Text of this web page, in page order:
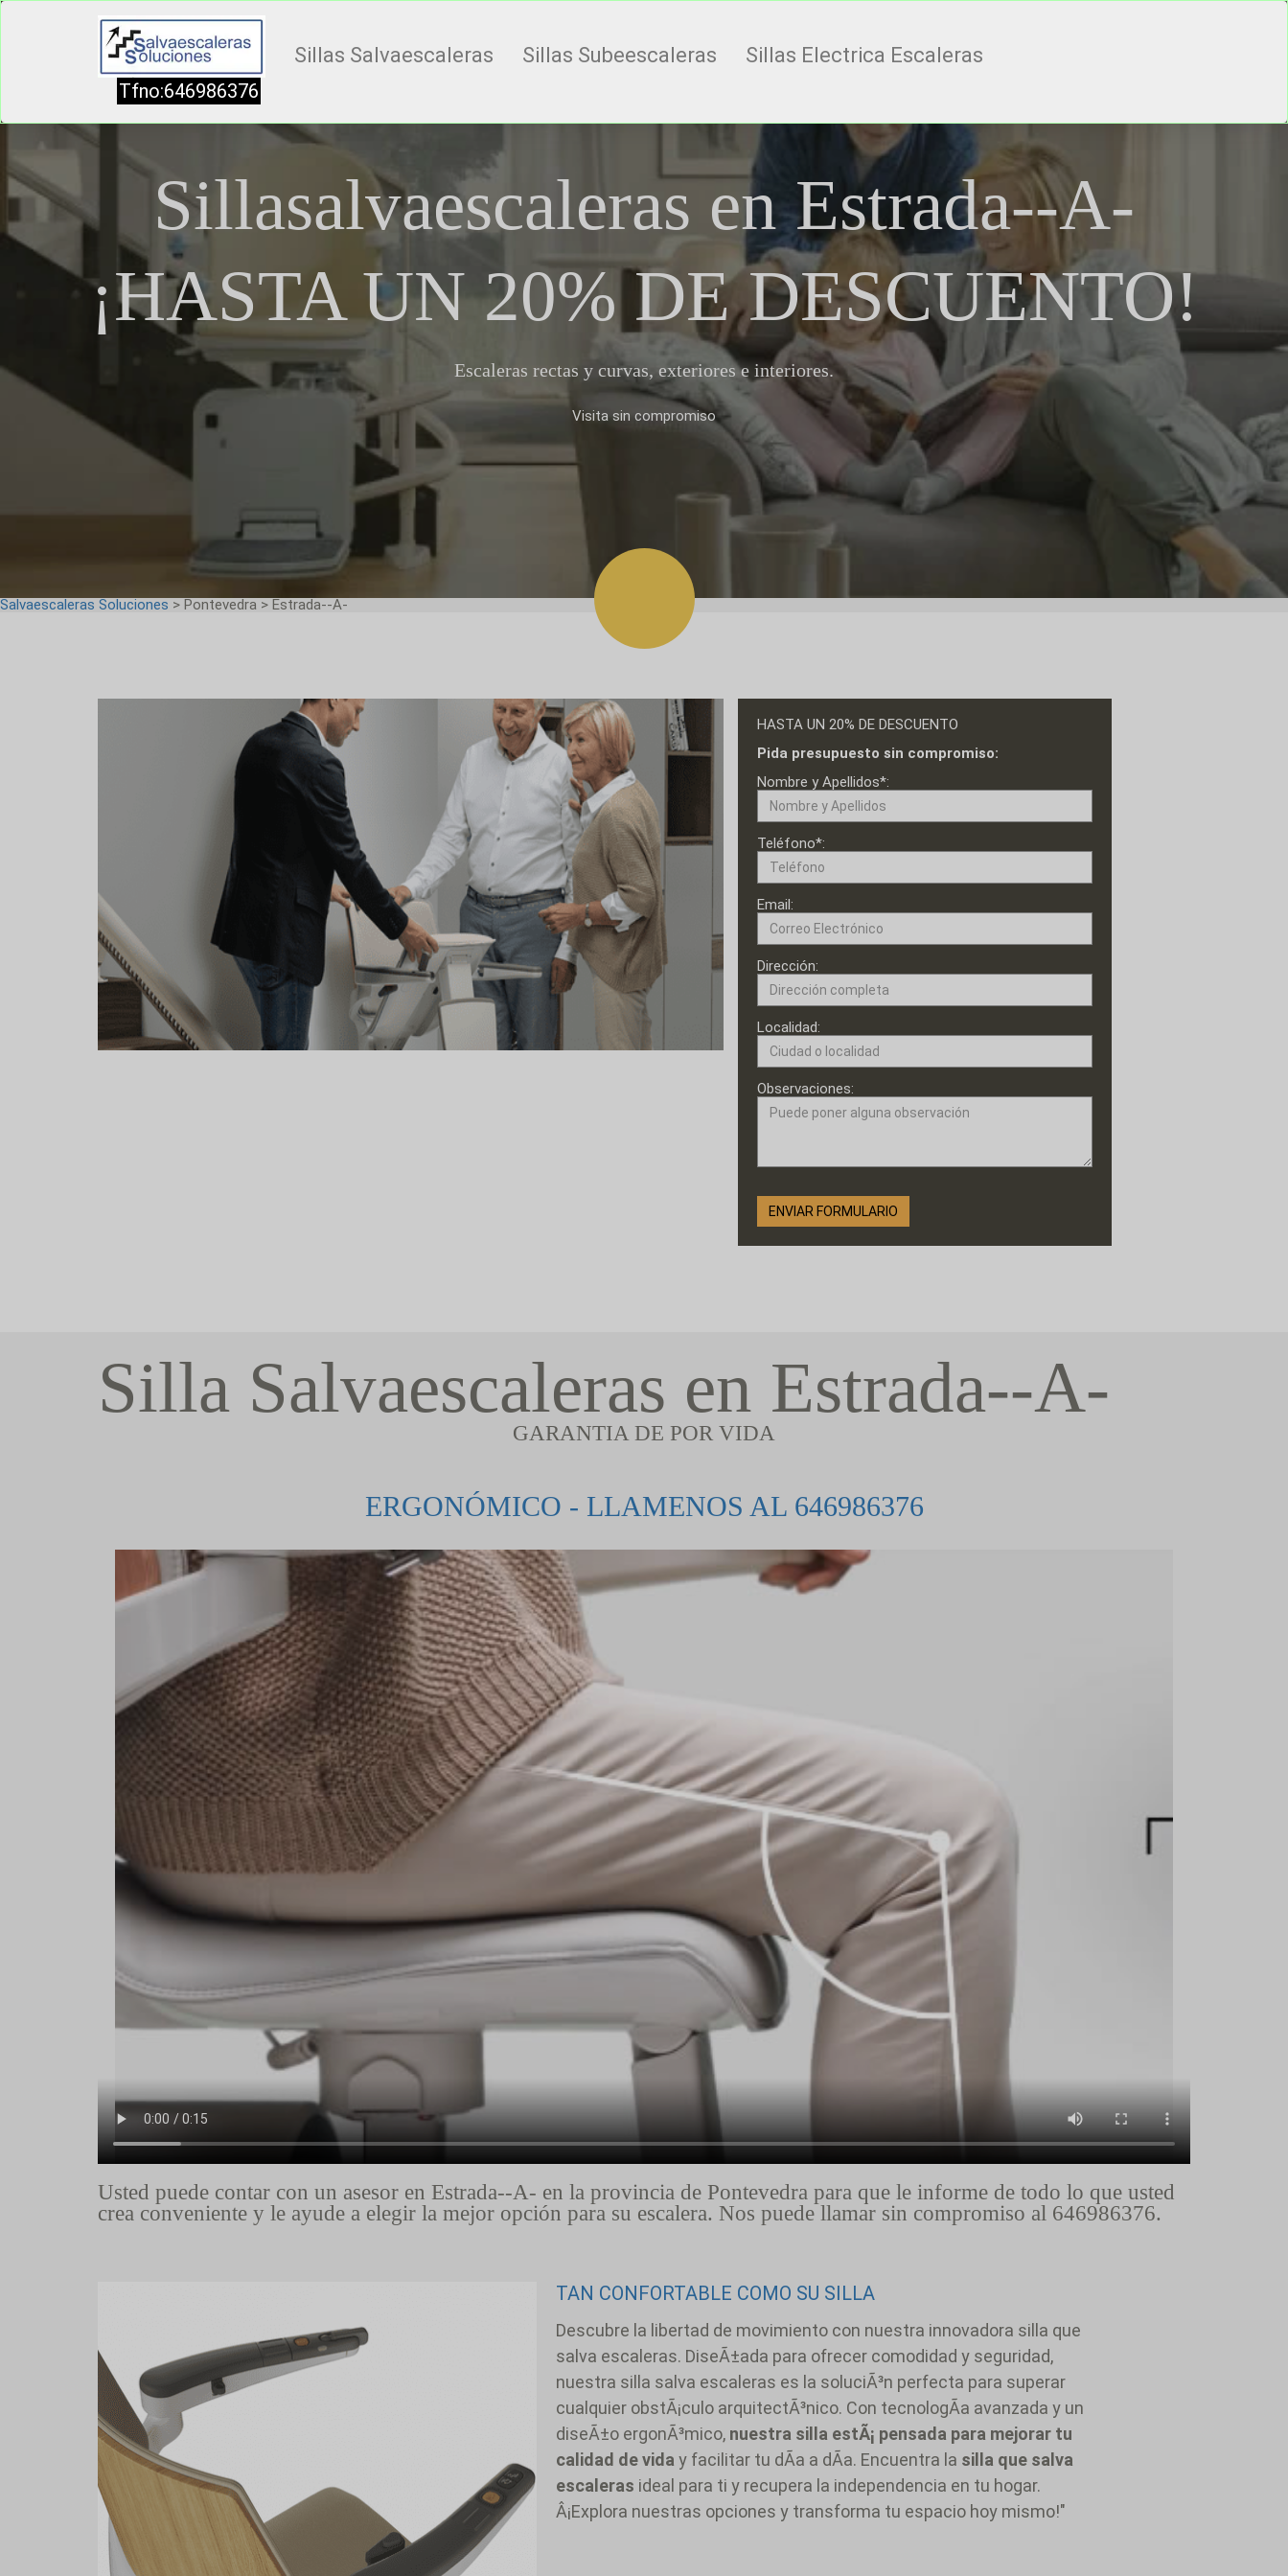
Tfno:646986376
Sillas Salvaescaleras Sillas Subeescaleras Sillas Electrica Escaleras
Sillasalvaescaleras en Estrada--A-
¡HASTA UN 20% DE DESCUENTO!
Escaleras rectas y curvas, exteriores e interiores.
Visita sin compromiso
Salvaescaleras Soluciones > Pontevedra > Estrada--A-
HASTA UN 20% DE DESCUENTO
Pida presupuesto sin compromiso:
Nombre y Apellidos*:
Teléfono*:
Email:
Dirección:
Localidad:
Observaciones:
Silla Salvaescaleras en Estrada--A-
GARANTIA DE POR VIDA
ERGONÓMICO - LLAMENOS AL 646986376
Usted puede contar con un asesor en Estrada--A- en la provincia de Pontevedra para que le informe de todo lo que usted
crea conveniente y le ayude a elegir la mejor opción para su escalera. Nos puede llamar sin compromiso al 646986376.
TAN CONFORTABLE COMO SU SILLA
Descubre la libertad de movimiento con nuestra innovadora silla que
salva escaleras. DiseÃ±ada para ofrecer comodidad y seguridad,
nuestra silla salva escaleras es la soluciÃ³n perfecta para superar
cualquier obstÃ¡culo arquitectÃ³nico. Con tecnologÃ­a avanzada y un
diseÃ±o ergonÃ³mico, nuestra silla estÃ¡ pensada para mejorar tu
calidad de vida y facilitar tu dÃ­a a dÃ­a. Encuentra la silla que salva
escaleras ideal para ti y recupera la independencia en tu hogar.
Â¡Explora nuestras opciones y transforma tu espacio hoy mismo!"